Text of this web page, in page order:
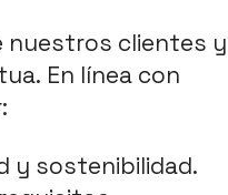
nuestros clientes y
En línea con
y sostenibilidad.